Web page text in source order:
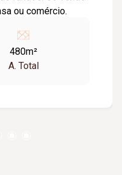
ou comércio.
480m²
A. Total